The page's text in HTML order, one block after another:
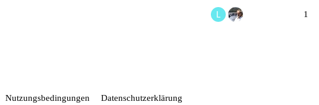
1
Nutzungsbedingungen Datenschutzerklärung